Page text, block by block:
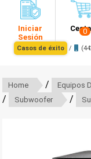
Iniciar
Sesión
Cesta
0
Casos de éxito /
Home / Equipos
/ Subwoofer /